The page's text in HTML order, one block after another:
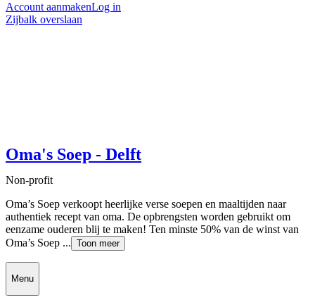
Account aanmakenLog in
Zijbalk overslaan
Oma's Soep - Delft
Non-profit
Oma’s Soep verkoopt heerlijke verse soepen en maaltijden naar
authentiek recept van oma. De opbrengsten worden gebruikt om
eenzame ouderen blij te maken! Ten minste 50% van de winst van
Oma’s Soep ... Toon meer
Menu